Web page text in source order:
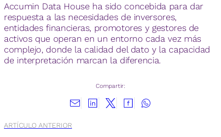
Accumin Data House ha sido concebida para dar
respuesta a las necesidades de inversores,
entidades financieras, promotores y gestores de
activos que operan en un entorno cada vez más
complejo, donde la calidad del dato y la capacidad
de interpretación marcan la diferencia.
Compartir:
ARTÍCULO ANTERIOR